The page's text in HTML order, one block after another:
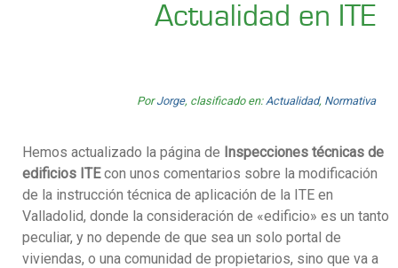
Actualidad en ITE
PorJorge, clasificado en: Actualidad, Normativa
Hemos actualizado la página de Inspecciones técnicas de
edificios ITEcon unos comentarios sobre la modificación
de la instrucción técnica de aplicación de la ITE en
Valladolid, donde la consideración de «edificio» es un tanto
peculiar, y no depende de que sea un solo portal de
viviendas, o una comunidad de propietarios, sino que va a